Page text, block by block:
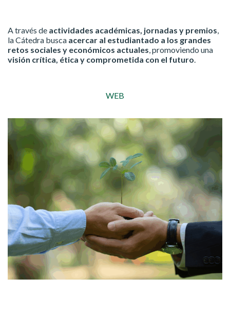
A través de actividades académicas, jornadas y premios,
la Cátedra busca acercar al estudiantado a los grandes
retos sociales y económicos actuales, promoviendo una
visión crítica, ética y comprometida con el futuro.
WEB